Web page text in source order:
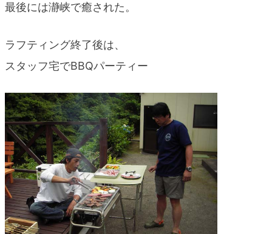
最後には瀞峡で癒された。
ラフティング終了後は、
スタッフ宅でBBQパーティー